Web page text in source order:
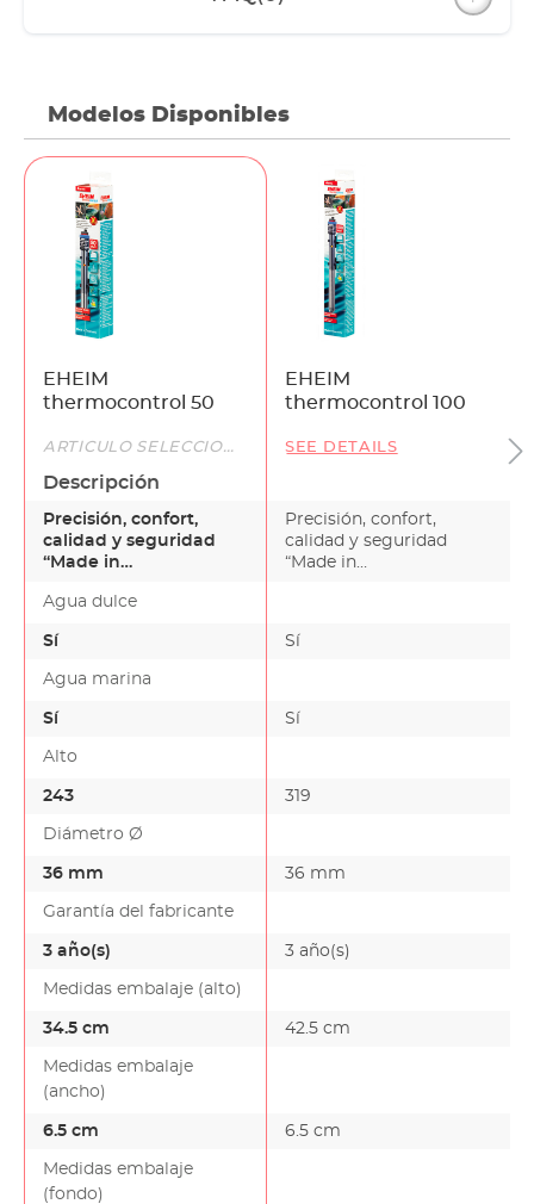
Modelos Disponibles
EHEIM
thermocontrol 50
EHEIM
thermocontrol 100
ARTÍCULO SELECCIONADO SEE DETAILS
Descripción
Precisión, confort,
calidad y seguridad
“Made in
ya sabe, los pec…
Precisión, confort,
calidad y seguridad
“Made in
Agua dulce
Sí Sí
Agua marina
Sí Sí
Alto
243 319
Diámetro Ø
36 mm 36 mm
Garantía del fabricante
3 año(s) 3 año(s)
Medidas embalaje (alto)
34.5 cm 42.5 cm
Medidas embalaje
(ancho)
6.5 cm 6.5 cm
Medidas embalaje
(fondo)